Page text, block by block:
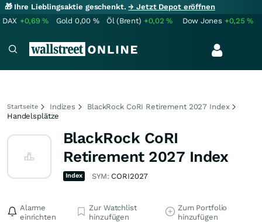
🎁 Ihre Lieblingsaktie geschenkt.→ Jetzt Depot eröffnen
DAX +0,69% Gold 0,00 % Öl (Brent) +0,02% Dow Jones +0,25%
Startseite Indizes
BlackRock CoRI Retirement 2027 Index
Handelsplätze
BlackRock CoRI
Retirement 2027 Index
Index SYM: CORI2027
Alarme
einrichten
Zur Watchlist
hinzufügen
Zum Portfolio
hinzufügen